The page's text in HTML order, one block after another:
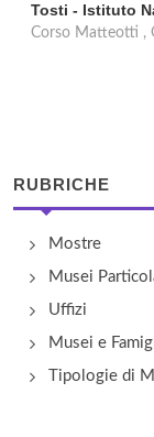
Tosti - Istituto
Corso Matteotti ,
RUBRICHE
Mostre
Musei
Uffizi
Musei e
Tipologie di